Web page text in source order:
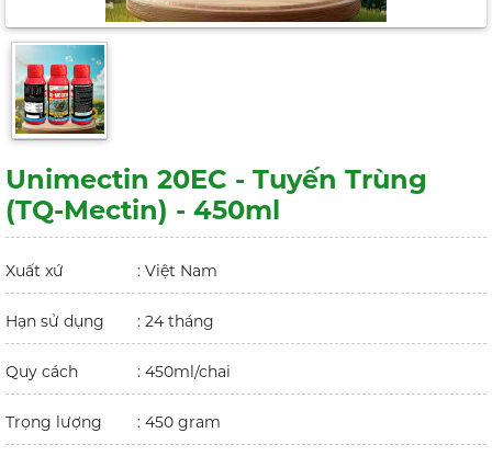
Unimectin 20EC - Tuyến Trùng
(TQ-Mectin) - 450ml
Xuất xứ : Việt Nam
Hạn sử dụng : 24 tháng
Quy cách : 450ml/chai
Trọng lượng : 450 gram